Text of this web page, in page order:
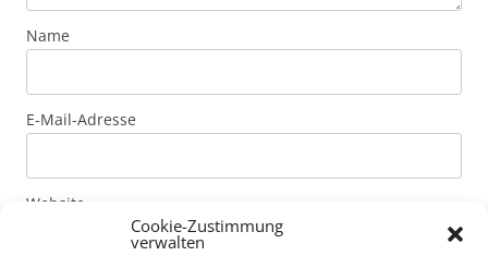
Cookie-Zustimmung
verwalten
Name
E-Mail-Adresse
Website